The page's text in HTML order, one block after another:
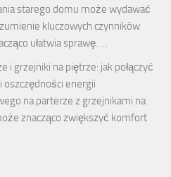
starego domu może wydawać
kluczowych czynników
ułatwia sprawę. …
i grzejniki na piętrze: jak połączyć
energii
na parterze z grzejnikami na
znacząco zwiększyć komfort